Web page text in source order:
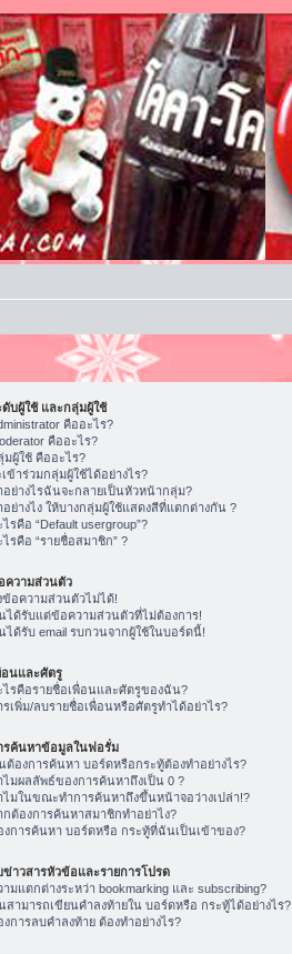
ดับผู้ใช้ และกลุ่มผู้ใช้
คืออะไร?
คืออะไร?
มผู้ใช้ คืออะไร?
เข้าร่วมกลุ่มผู้ใช้ได้อย่างไร?
อย่างไรฉันจะกลายเป็นหัวหน้ากลุ่ม?
อย่างไง ให้บางกลุ่มผู้ใช้แสดงสีที่แตกต่างกัน ?
ไรคือ “Default usergroup”?
ไรคือ “รายชื่อสมาชิก” ?
ความส่วนตัว
ข้อความส่วนตัวไม่ได้!
ได้รับแต่ข้อความส่วนตัวที่ไม่ต้องการ!
ได้รับ email รบกวนจากผู้ใช้ในบอร์ดนี้!
อนและศัตรู
ไรคือรายชื่อเพื่อนและศัตรูของฉัน?
รเพิ่ม/ลบรายชื่อเพื่อนหรือศัตรูทำได้อย่าไร?
รค้นหาข้อมูลในฟอรั่ม
ต้องการค้นหา บอร์ดหรือกระทู้ต้องทำอย่างไร?
ไมผลลัพธ์ของการค้นหาถึงเป็น 0 ?
ไมในขณะทำการค้นหาถึงขึ้นหน้าจอว่างเปล่า!?
กต้องการค้นหาสมาชิกทำอย่าไง?
งการค้นหา บอร์ดหรือ กระทู้ที่ฉันเป็นเข้าของ?
ข่าวสารหัวข้อและรายการโปรด
ามแตกต่างระหว่า bookmarking และ subscribing?
สามารถเขียนคำลงท้ายใน บอร์ดหรือ กระทู้ได้อย่างไร?
งการลบคำลงท้าย ต้องทำอย่างไร?